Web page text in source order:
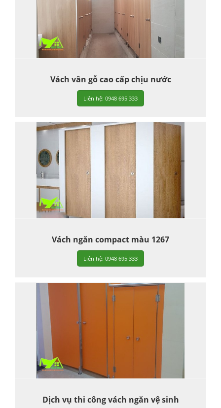
Vách vân gỗ cao cấp chịu nước
Liên hệ: 0948 695 333
Vách ngăn compact màu 1267
Liên hệ: 0948 695 333
Dịch vụ thi công vách ngăn vệ sinh